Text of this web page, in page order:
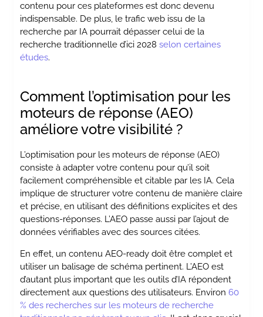
contenu pour ces plateformes est donc devenu
indispensable. De plus, le trafic web issu de la
recherche par IA pourrait dépasser celui de la
recherche traditionnelle d’ici 2028 selon certaines
études.
Comment l’optimisation pour les
moteurs de réponse (AEO)
améliore votre visibilité ?
L’optimisation pour les moteurs de réponse (AEO)
consiste à adapter votre contenu pour qu’il soit
facilement compréhensible et citable par les IA. Cela
implique de structurer votre contenu de manière claire
et précise, en utilisant des définitions explicites et des
questions-réponses. L’AEO passe aussi par l’ajout de
données vérifiables avec des sources citées.
En effet, un contenu AEO-ready doit être complet et
utiliser un balisage de schéma pertinent. L’AEO est
d’autant plus important que les outils d’IA répondent
directement aux questions des utilisateurs. Environ 60
% des recherches sur les moteurs de recherche